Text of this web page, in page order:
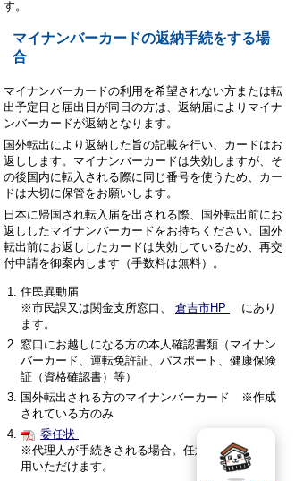
す。
マイナンバーカードの返納手続をする場
合
マイナンバーカードの利用を希望されない方または転
出予定日と届出日が同日の方は、返納届によりマイナ
ンバーカードが返納となります。
国外転出により返納した旨の記載を行い、カードはお
返しします。マイナンバーカードは失効しますが、そ
の後国内に転入される際に同じ番号を使うため、カー
ドは大切に保管をお願いします。
日本に帰国され転入届を出される際、国外転出前にお
返ししたマイナンバーカードをお持ちください。国外
転出前にお返ししたカードは失効しているため、再交
付申請を御案内します（手数料は無料）。
住民異動届
※市民課又は関金支所窓口、 倉吉市HP
にあり
ます。
窓口にお越しになる方の本人確認書類（マイナン
バーカード、運転免許証、パスポート、健康保険
証（資格確認書）等）
国外転出される方のマイナンバーカード ※作成
されている方のみ
委任状
※代理人が手続きされる場合。任意の様式もご利
用いただけます。